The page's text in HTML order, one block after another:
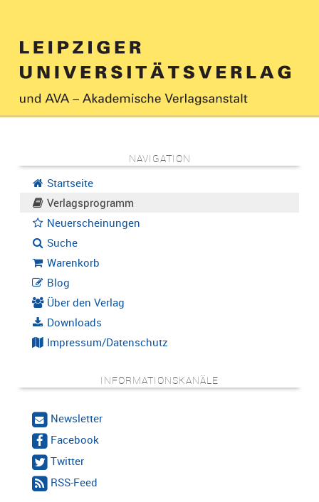
NAVIGATION
Startseite
Verlagsprogramm
Neuerscheinungen
Suche
Warenkorb
Blog
Über den Verlag
Downloads
Impressum/Datenschutz
INFORMATIONSKANÄLE
Newsletter
Facebook
Twitter
RSS-Feed